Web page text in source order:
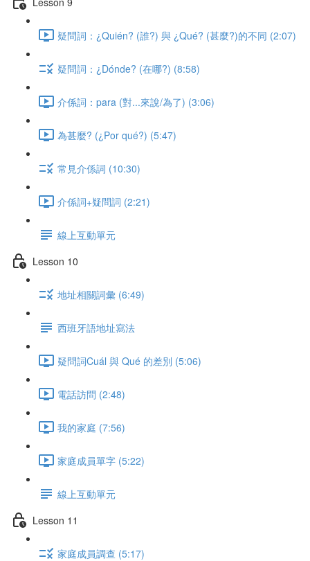
疑問詞：¿Quién? (誰?) 與 ¿Qué? (甚麼?)的不同 (2:07)
疑問詞：¿Dónde? (在哪?) (8:58)
介係詞：para (對...來說/為了) (3:06)
為甚麼? (¿Por qué?) (5:47)
常見介係詞 (10:30)
介係詞+疑問詞 (2:21)
線上互動單元
Lesson 10
地址相關詞彙 (6:49)
西班牙語地址寫法
疑問詞Cuál 與 Qué 的差別 (5:06)
電話訪問 (2:48)
我的家庭 (7:56)
家庭成員單字 (5:22)
線上互動單元
Lesson 11
家庭成員調查 (5:17)